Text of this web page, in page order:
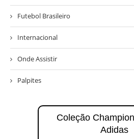
Futebol Brasileiro
Internacional
Onde Assistir
Palpites
Coleção
Adidas